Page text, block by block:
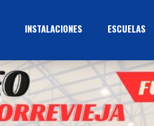
INSTALACIONES ESCUELAS